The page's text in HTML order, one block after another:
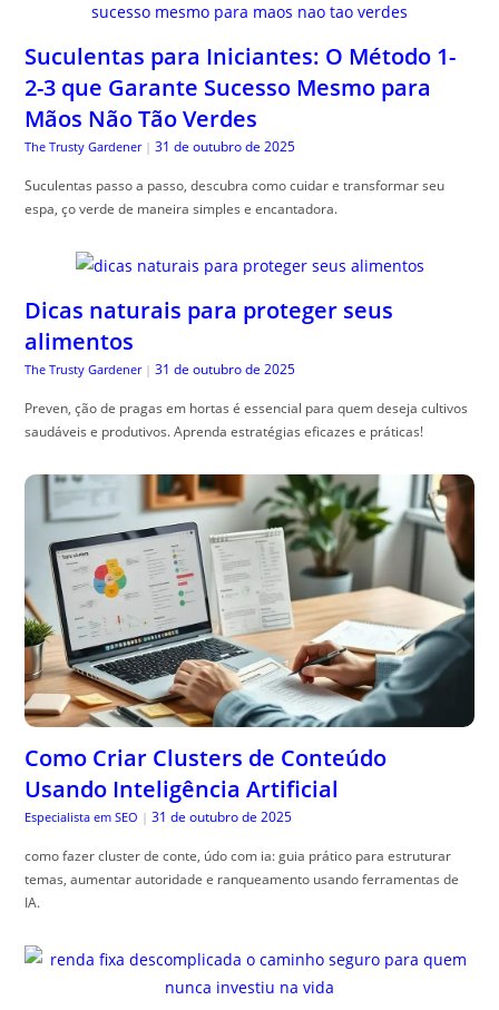
Suculentas para Iniciantes: O Método 1-
2-3 que Garante Sucesso Mesmo para
Mãos Não Tão Verdes
The Trusty Gardener | 31 de outubro de 2025
Suculentas passo a passo, descubra como cuidar e transformar seu
espa, ço verde de maneira simples e encantadora.
Dicas naturais para proteger seus
alimentos
The Trusty Gardener | 31 de outubro de 2025
Preven, ção de pragas em hortas é essencial para quem deseja cultivos
saudáveis e produtivos. Aprenda estratégias eficazes e práticas!
Como Criar Clusters de Conteúdo
Usando Inteligência Artificial
Especialista em SEO | 31 de outubro de 2025
como fazer cluster de conte, údo com ia: guia prático para estruturar
temas, aumentar autoridade e ranqueamento usando ferramentas de
IA.